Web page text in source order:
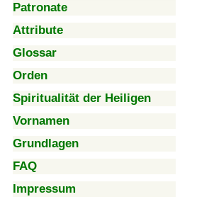
Patronate
Attribute
Glossar
Orden
Spiritualität der Heiligen
Vornamen
Grundlagen
FAQ
Impressum